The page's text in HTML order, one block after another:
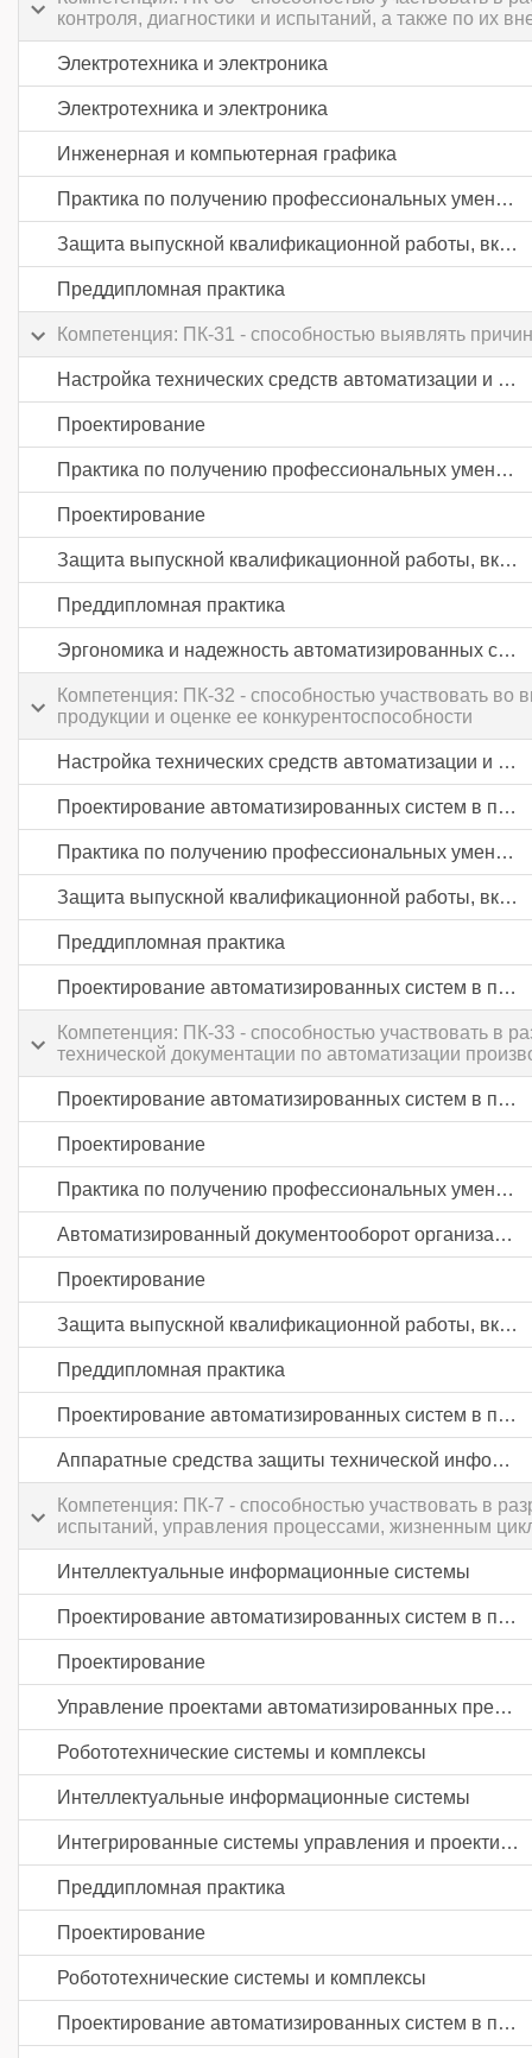
контроля, диагностики и испытаний, а также по их
Электротехника и электроника
Электротехника и электроника
Инженерная и компьютерная графика
Практика по получению профессиональных умений и опыта профессиональной деятельности
Защита выпускной квалификационной работы, включая подготовку к процедуре защиты и процедуру защиты
Преддипломная практика
Компетенция: ПК-31 - способностью выявлять
Настройка технических средств автоматизации и управления
Проектирование
Практика по получению профессиональных умений и опыта профессиональной деятельности
Проектирование
Защита выпускной квалификационной работы, включая подготовку к процедуре защиты и процедуру защиты
Преддипломная практика
Эргономика и надежность автоматизированных систем
Компетенция: ПК-32 - способностью участвовать во
продукции и оценке ее конкурентоспособности
Настройка технических средств автоматизации и управления
Проектирование автоматизированных систем в промышленности
Практика по получению профессиональных умений и опыта профессиональной деятельности
Защита выпускной квалификационной работы, включая подготовку к процедуре защиты и процедуру защиты
Преддипломная практика
Проектирование автоматизированных систем в промышленности
Компетенция: ПК-33 - способностью участвовать в
технической документации по автоматизации
Проектирование автоматизированных систем в промышленности
Проектирование
Практика по получению профессиональных умений и опыта профессиональной деятельности
Автоматизированный документооборот организации
Проектирование
Защита выпускной квалификационной работы, включая подготовку к процедуре защиты и процедуру защиты
Преддипломная практика
Проектирование автоматизированных систем в промышленности
Аппаратные средства защиты технической информации на промышленных предприятиях
Компетенция: ПК-7 - способностью участвовать в
испытаний, управления процессами, жизненным
Интеллектуальные информационные системы
Проектирование автоматизированных систем в промышленности
Проектирование
Управление проектами автоматизированных предприятий
Робототехнические системы и комплексы
Интеллектуальные информационные системы
Интегрированные системы управления и проектирования
Преддипломная практика
Проектирование
Робототехнические системы и комплексы
Проектирование автоматизированных систем в промышленности